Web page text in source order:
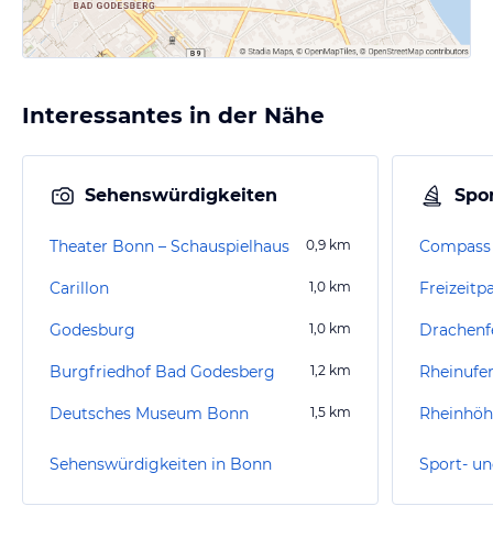
Interessantes in der Nähe
Sehenswürdigkeiten
Theater Bonn – Schauspielhaus 0,9 km
Carillon 1,0 km
Godesburg 1,0 km
Burgfriedhof Bad Godesberg 1,2 km
Deutsches Museum Bonn 1,5 km
Sehenswürdigkeiten in Bonn Sport-